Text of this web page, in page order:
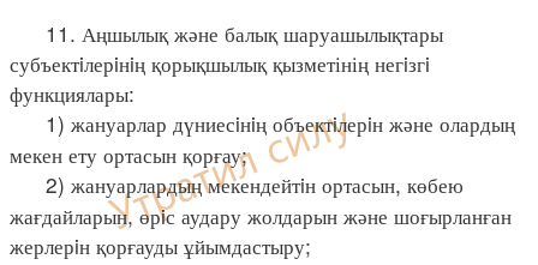
11. Аңшылық және балық шаруашылықтары
субъектiлерiнiң қорықшылық қызметінің негiзгi
функциялары:
1) жануарлар дүниесiнiң объектiлерiн және олардың
мекен ету ортасын қорғау;
2) жануарлардың мекендейтiн ортасын, көбею
жағдайларын, өрiс аудару жолдарын және шоғырланған
жерлерiн қорғауды ұйымдастыру;